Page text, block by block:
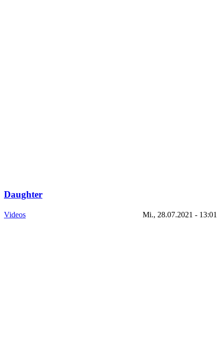
Daughter
Videos Mi., 28.07.2021 - 13:01